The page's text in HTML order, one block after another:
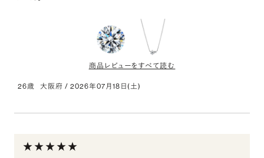
どよく華やかさもあり、中央がねじれているので指が長く見えるのも
お気に入りポイントです！
商品レビューをすべて読む
0.400ct Round ダイヤモンド
26歳 大阪府 / 2026年07月18日(土)